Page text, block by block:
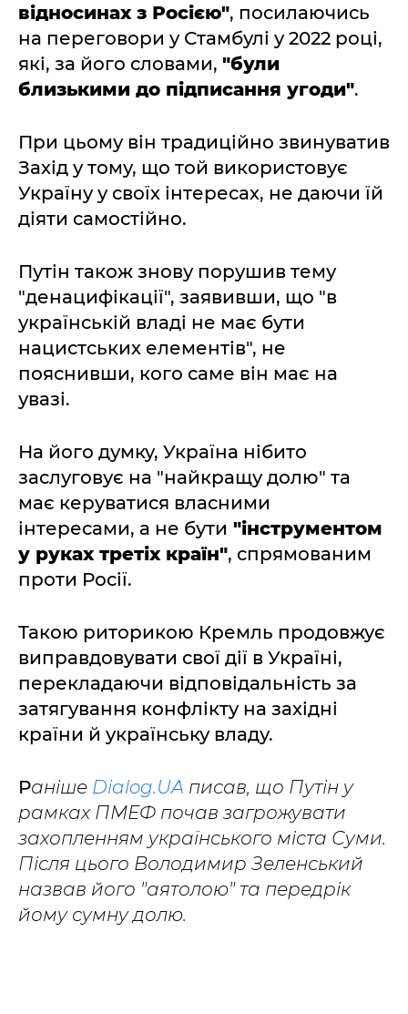
відносинах з Росією", посилаючись
на переговори у Стамбулі у 2022 році,
які, за його словами, "були
близькими до підписання угоди".
При цьому він традиційно звинуватив
Захід у тому, що той використовує
Україну у своїх інтересах, не даючи їй
діяти самостійно.
Путін також знову порушив тему
"денацифікації", заявивши, що "в
українській владі не має бути
нацистських елементів", не
пояснивши, кого саме він має на
увазі.
На його думку, Україна нібито
заслуговує на "найкращу долю" та
має керуватися власними
інтересами, а не бути "інструментом
у руках третіх країн", спрямованим
проти Росії.
Такою риторикою Кремль продовжує
виправдовувати свої дії в Україні,
перекладаючи відповідальність за
затягування конфлікту на західні
країни й українську владу.
Раніше Dialog.UA писав, що Путін у
рамках ПМЕФ почав загрожувати
захопленням українського міста Суми.
Після цього Володимир Зеленський
назвав його "аятолою" та передрік
йому сумну долю.